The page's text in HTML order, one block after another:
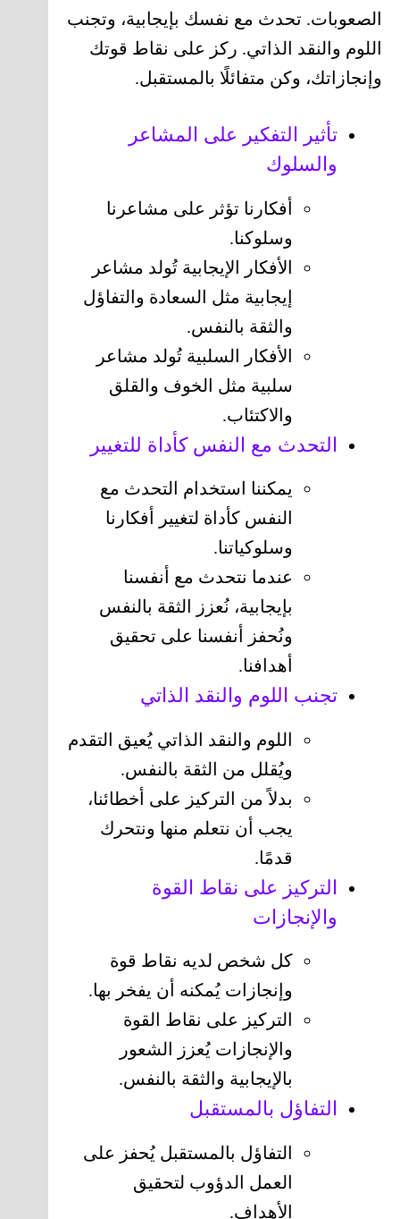
الصعوبات. تحدث مع نفسك بإيجابية، وتجنب
اللوم والنقد الذاتي. ركز على نقاط قوتك
وإنجازاتك، وكن متفائلًا بالمستقبل.
تأثير التفكير على المشاعر
والسلوك
أفكارنا تؤثر على مشاعرنا
وسلوكنا.
الأفكار الإيجابية تُولد مشاعر
إيجابية مثل السعادة والتفاؤل
والثقة بالنفس.
الأفكار السلبية تُولد مشاعر
سلبية مثل الخوف والقلق
والاكتئاب.
التحدث مع النفس كأداة للتغيير
يمكننا استخدام التحدث مع
النفس كأداة لتغيير أفكارنا
وسلوكياتنا.
عندما نتحدث مع أنفسنا
بإيجابية، نُعزز الثقة بالنفس
ونُحفز أنفسنا على تحقيق
أهدافنا.
تجنب اللوم والنقد الذاتي
اللوم والنقد الذاتي يُعيق التقدم
ويُقلل من الثقة بالنفس.
بدلاً من التركيز على أخطائنا،
يجب أن نتعلم منها ونتحرك
قدمًا.
التركيز على نقاط القوة
والإنجازات
كل شخص لديه نقاط قوة
وإنجازات يُمكنه أن يفخر بها.
التركيز على نقاط القوة
والإنجازات يُعزز الشعور
بالإيجابية والثقة بالنفس.
التفاؤل بالمستقبل
التفاؤل بالمستقبل يُحفز على
العمل الدؤوب لتحقيق
الأهداف.